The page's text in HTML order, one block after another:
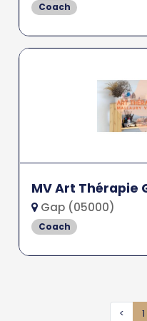
Coach
MV Art Thérapie
Gap (05000)
Coach
< 1